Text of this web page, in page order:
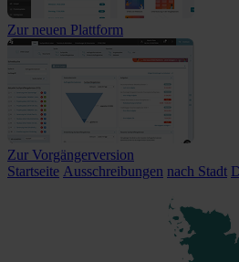
Zur neuen Plattform
Zur Vorgängerversion
Startseite Ausschreibungen nach Stadt